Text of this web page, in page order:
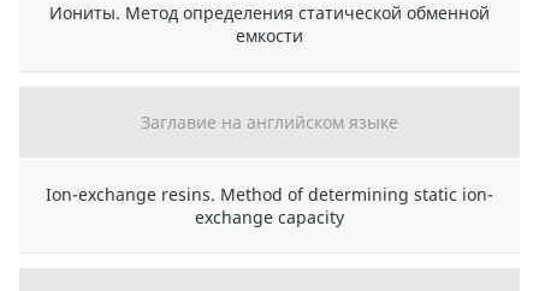
Иониты. Метод определения статической обменной
емкости
Заглавие на английском языке
Ion-exchange resins. Method of determining static ion-
exchange capacity